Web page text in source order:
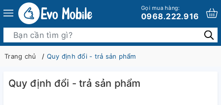
Gọi mua hàng:
0968.222.916
Trang chủ Quy định đổi - trả sản phẩm
Quy định đổi - trả sản phẩm